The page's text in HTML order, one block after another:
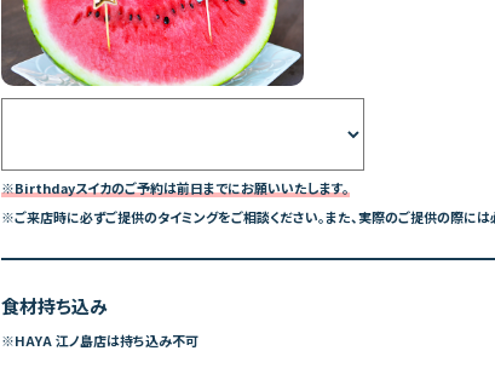
※Birthdayスイカのご予約は前日までにお願いいたします。
※ご来店時に必ずご提供のタイミングをご相談ください。また、実際のご提供の際には
食材持ち込み
※HAYA 江ノ島店は持ち込み不可